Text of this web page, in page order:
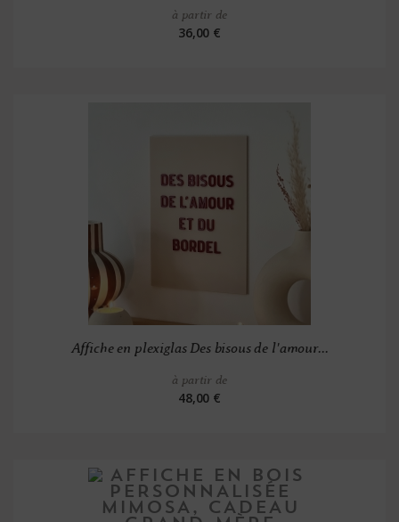
à partir de
36,00 €
Affiche en plexiglas Des bisous de l'amour...
à partir de
48,00 €